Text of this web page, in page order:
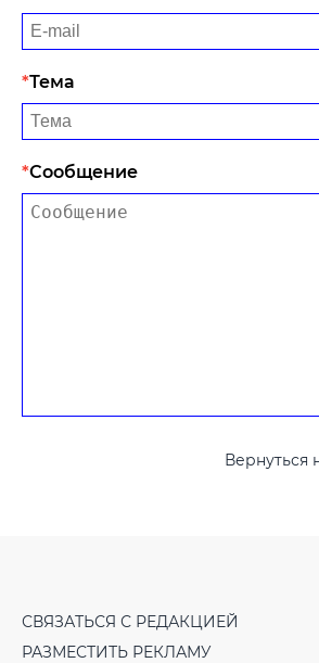
Тема
Сообщение
Вернуться
СВЯЗАТЬСЯ С РЕДАКЦИЕЙ
РАЗМЕСТИТЬ РЕКЛАМУ